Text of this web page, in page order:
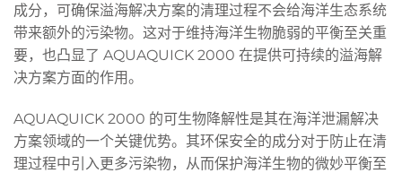
成分，可确保溢海解决方案的清理过程不会给海洋生态系统
带来额外的污染物。这对于维持海洋生物脆弱的平衡至关重
要，也凸显了 AQUAQUICK 2000 在提供可持续的溢海解
决方案方面的作用。
AQUAQUICK 2000 的可生物降解性是其在海洋泄漏解决
方案领域的一个关键优势。其环保安全的成分对于防止在清
理过程中引入更多污染物，从而保护海洋生物的微妙平衡至